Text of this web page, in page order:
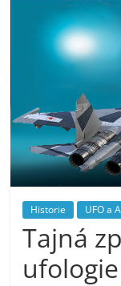
Historie UFO a
Tajná